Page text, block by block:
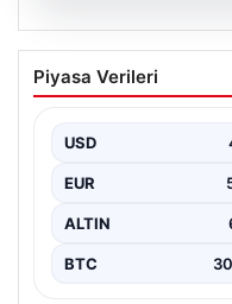
06.08.2026
22 Mayıs 2026
Analizi
hareketlilik
en…
Piyasa Verileri
USD
EUR
ALTIN
BTC